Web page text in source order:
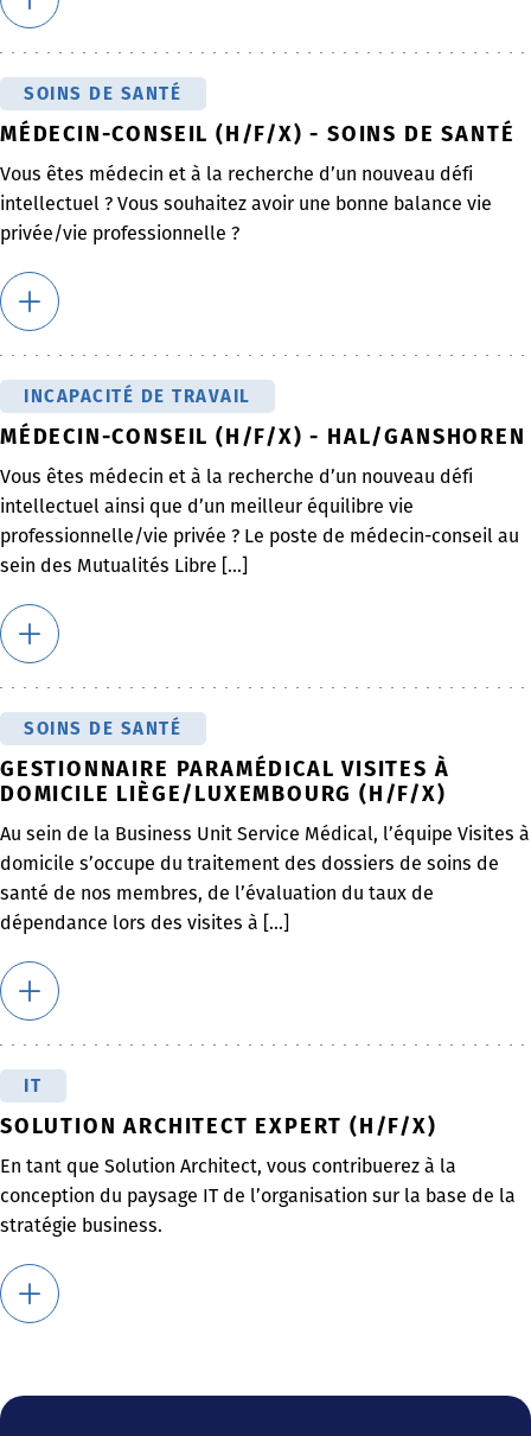
SOINS DE SANTÉ
MÉDECIN-CONSEIL (H/F/X) - SOINS DE SANTÉ
Vous êtes médecin et à la recherche d’un nouveau défi
intellectuel ? Vous souhaitez avoir une bonne balance vie
privée/vie professionnelle ?
INCAPACITÉ DE TRAVAIL
MÉDECIN-CONSEIL (H/F/X) - HAL/GANSHOREN
Vous êtes médecin et à la recherche d’un nouveau défi
intellectuel ainsi que d’un meilleur équilibre vie
professionnelle/vie privée ? Le poste de médecin-conseil au
sein des Mutualités Libre [...]
SOINS DE SANTÉ
GESTIONNAIRE PARAMÉDICAL VISITES À
DOMICILE LIÈGE/LUXEMBOURG (H/F/X)
Au sein de la Business Unit Service Médical, l’équipe Visites à
domicile s’occupe du traitement des dossiers de soins de
santé de nos membres, de l’évaluation du taux de
dépendance lors des visites à [...]
IT
SOLUTION ARCHITECT EXPERT (H/F/X)
En tant que Solution Architect, vous contribuerez à la
conception du paysage IT de l’organisation sur la base de la
stratégie business.